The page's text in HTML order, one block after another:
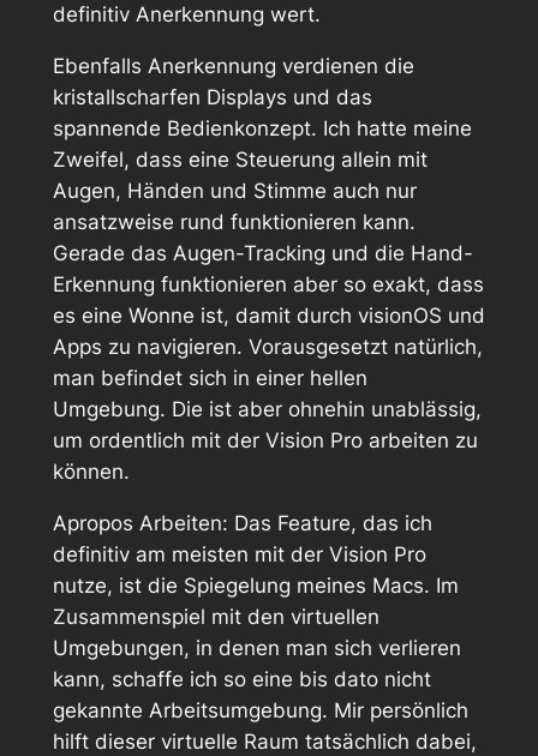
definitiv Anerkennung wert.
Ebenfalls Anerkennung verdienen die
kristallscharfen Displays und das
spannende Bedienkonzept. Ich hatte meine
Zweifel, dass eine Steuerung allein mit
Augen, Händen und Stimme auch nur
ansatzweise rund funktionieren kann.
Gerade das Augen-Tracking und die Hand-
Erkennung funktionieren aber so exakt, dass
es eine Wonne ist, damit durch visionOS und
Apps zu navigieren. Vorausgesetzt natürlich,
man befindet sich in einer hellen
Umgebung. Die ist aber ohnehin unablässig,
um ordentlich mit der Vision Pro arbeiten zu
können.
Apropos Arbeiten: Das Feature, das ich
definitiv am meisten mit der Vision Pro
nutze, ist die Spiegelung meines Macs. Im
Zusammenspiel mit den virtuellen
Umgebungen, in denen man sich verlieren
kann, schaffe ich so eine bis dato nicht
gekannte Arbeitsumgebung. Mir persönlich
hilft dieser virtuelle Raum tatsächlich dabei,